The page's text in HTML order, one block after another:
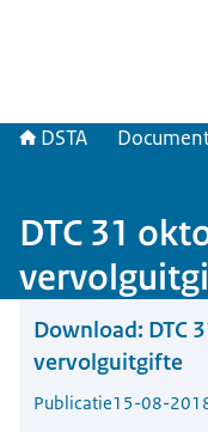
DSTA
DTC 31
Download: DTC
vervolguitgifte
Publicatie15-08-